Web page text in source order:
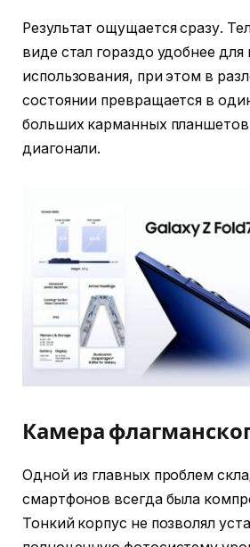
Результат ощущается сразу.
виде стал гораздо удобнее
использования, при этом в
состоянии превращается в
больших карманных
диагонали.
Камера
Одной из главных проблем
смартфонов всегда была
Тонкий корпус не позволял